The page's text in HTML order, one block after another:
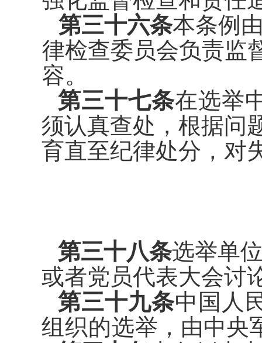
第三十六条本条例
律检查委员会负责监
容。
第三十七条在选举
须认真查处，根据问
育直至纪律处分，对
第三十八条选举单
或者党员代表大会讨
第三十九条中国人
组织的选举，由中央